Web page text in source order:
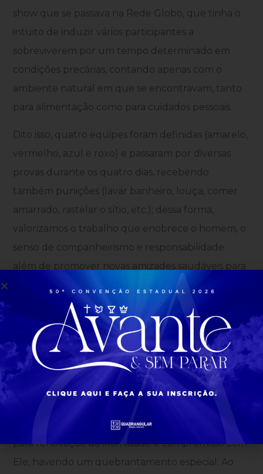
show que se passava na Rede Globo, que tinha o
intuito de induzir vários participantes a
sobreviverem por um tempo determinado em
condições precárias, contando apenas com o
ambiente natural em que se encontravam, tanto
para alimentação como para cuidados pessoais.
Dito isso, quatro equipes foram definidas (amarelo,
vermelho, azul e roxo) e passaram por diversas
provas durante os quatro dias, recebendo
também punições (lavar banheiro, louça, comer
amarrado, rastelar o sítio, etc.); dessa forma,
valorizamos o trabalho que enobrece o homem, o
senso de companheirismo e responsabilidade
além de promover novas amizades saudáveis para
NOLIMITE 2015 fosse um momento inesquecível
para seus participantes.
E, para complementar o NOLIMITE, a parte
espiritual foi um verdadeiro mover da parte de
Deus para com os seus filhos; no segundo dia foi
do LPA, Luizinho D’Ávila, onde todos foram levados
para renovação da intimidade e compromisso com
Ele, havendo um quebrantamento especial. Ao